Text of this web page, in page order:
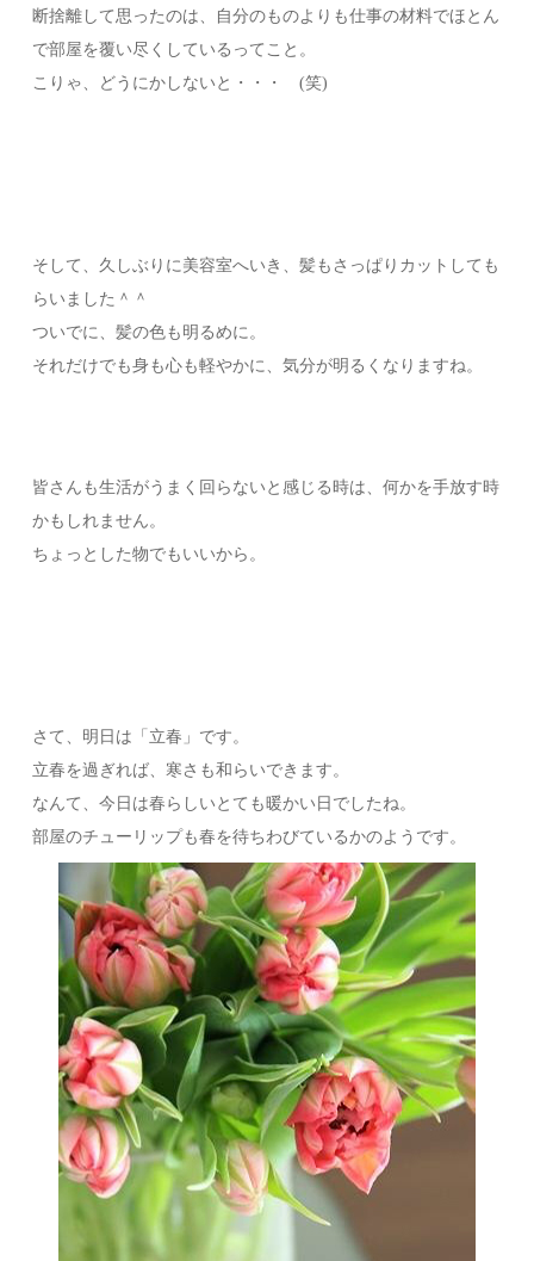
断捨離して思ったのは、自分のものよりも仕事の材料でほとん
で部屋を覆い尽くしているってこと。
こりゃ、どうにかしないと・・・ (笑)
そして、久しぶりに美容室へいき、髪もさっぱりカットしても
らいました＾＾
ついでに、髪の色も明るめに。
それだけでも身も心も軽やかに、気分が明るくなりますね。
皆さんも生活がうまく回らないと感じる時は、何かを手放す時
かもしれません。
ちょっとした物でもいいから。
さて、明日は「立春」です。
立春を過ぎれば、寒さも和らいできます。
なんて、今日は春らしいとても暖かい日でしたね。
部屋のチューリップも春を待ちわびているかのようです。